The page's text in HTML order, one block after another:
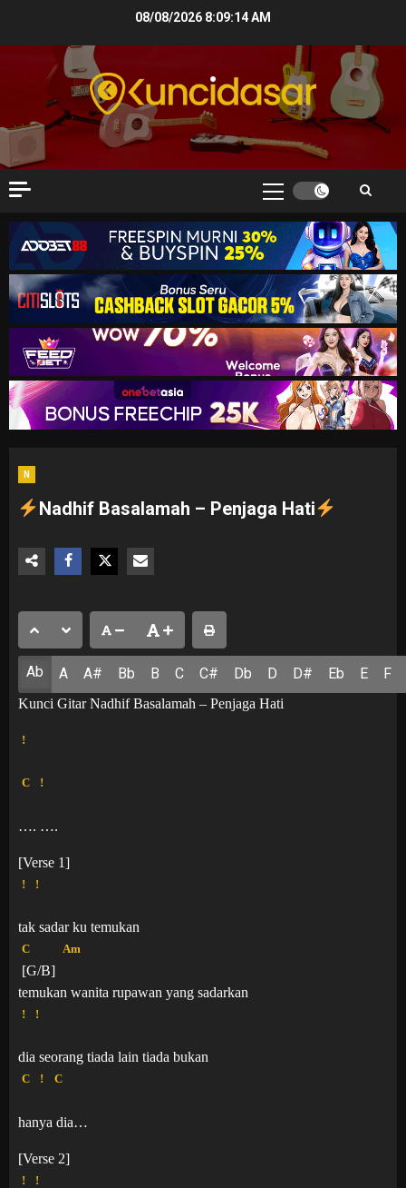
08/08/2026 8:09:15 AM
Primary
N
Nadhif Basalamah – Penjaga Hati
Ab A A# Bb B C C# Db D D# Eb E F
Kunci Gitar Nadhif Basalamah – Penjaga Hati
!
C !
…. ….
[Verse 1]
! !
tak sadar ku temukan
C
[G/B]
Am
temukan wanita rupawan yang sadarkan
! !
dia seorang tiada lain tiada bukan
C ! C
hanya dia…
[Verse 2]
! !